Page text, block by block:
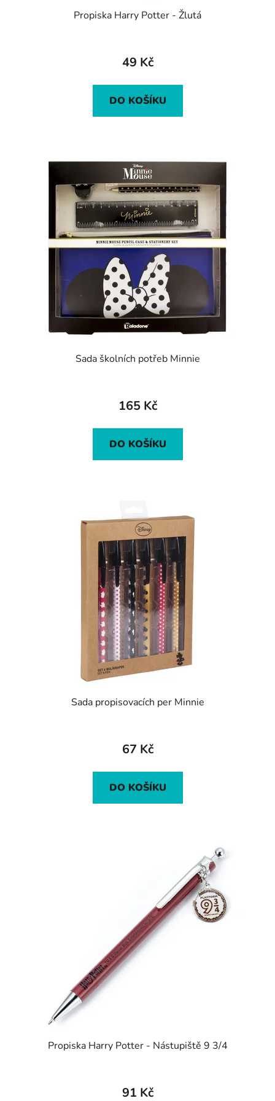
Propiska Harry Potter - Žlutá
49 Kč
DO KOŠÍKU
Sada školních potřeb Minnie
165 Kč
DO KOŠÍKU
Sada propisovacích per Minnie
67 Kč
DO KOŠÍKU
Propiska Harry Potter - Nástupiště 9 3/4
91 Kč